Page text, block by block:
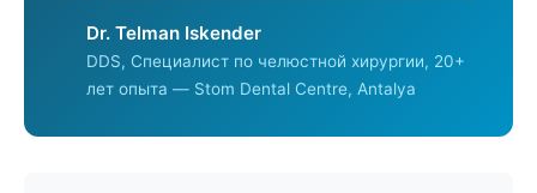
Dr. Telman Iskender
DDS, Специалист по челюстной хирургии, 20+
лет опыта — Stom Dental Centre, Antalya